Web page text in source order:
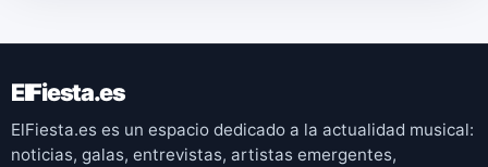
ElFiesta.es
ElFiesta.es es un espacio dedicado a la actualidad musical:
noticias, galas, entrevistas, artistas emergentes,